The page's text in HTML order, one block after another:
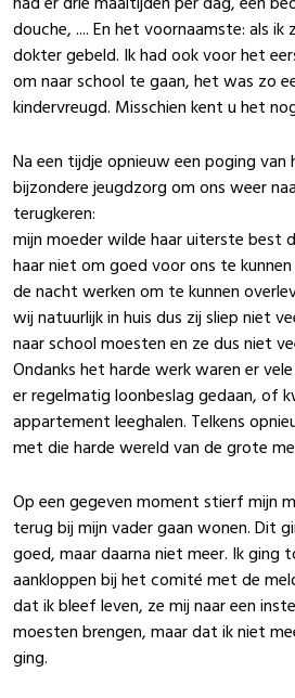
douche, .... En het voornaamste: als ik
dokter gebeld. Ik had ook voor het
om naar school te gaan, het was zo
kindervreugd. Misschien kent u het
Na een tijdje opnieuw een poging
bijzondere jeugdzorg om ons weer
terugkeren:
mijn moeder wilde haar uiterste best
haar niet om goed voor ons te
de nacht werken om te kunnen
wij natuurlijk in huis dus zij sliep niet
naar school moesten en ze dus niet
Ondanks het harde werk waren er
er regelmatig loonbeslag gedaan, of
appartement leeghalen. Telkens
met die harde wereld van de grote
Op een gegeven moment stierf mijn
terug bij mijn vader gaan wonen. Dit
goed, maar daarna niet meer. Ik ging
aankloppen bij het comité met de
dat ik bleef leven, ze mij naar een
moesten brengen, maar dat ik niet
ging.